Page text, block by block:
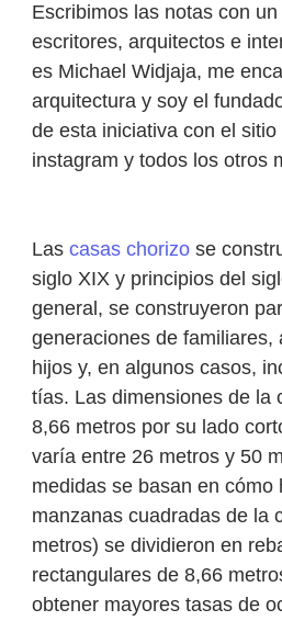
Escribimos las notas con
escritores, arquitectos e
es Michael Widjaja, me
arquitectura y soy el
de esta iniciativa con el
instagram y todos los otros
Las casas chorizose
siglo XIX y principios del
general, se construyeron
generaciones de familiares,
hijos y, en algunos casos,
tías. Las dimensiones de la
8,66 metros por su lado
varía entre 26 metros y 50
medidas se basan en cómo
manzanas cuadradas de la
metros) se dividieron en
rectangulares de 8,66
obtener mayores tasas de